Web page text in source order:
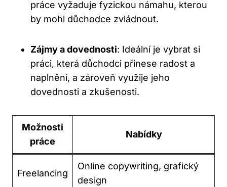
práce vyžaduje fyzickou námahu, kterou
by mohl důchodce zvládnout.
Zájmy a dovednosti: Ideální je vybrat si
práci, která důchodci přinese radost a
naplnění, a zároveň využije jeho
dovednosti a zkušenosti.
Možnosti
práce
Nabídky
Freelancing
Online copywriting, grafický
design